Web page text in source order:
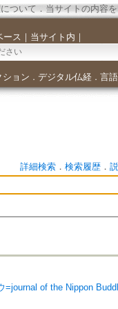
ついて．当サイトの内容
ース ｜ 当サイト内 ｜
ション ． デジタル仏経． 言
詳細検索． 検索履歴．
of the Nippon